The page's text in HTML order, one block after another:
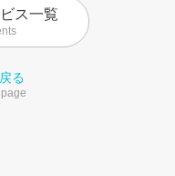
ス一覧
る